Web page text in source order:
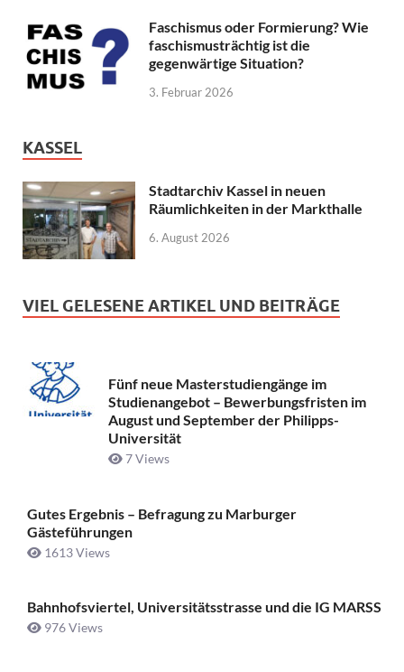
Faschismus oder Formierung? Wie
faschismusträchtig ist die
gegenwärtige Situation?
3. Februar 2026
KASSEL
Stadtarchiv Kassel in neuen
Räumlichkeiten in der Markthalle
6. August 2026
VIEL GELESENE ARTIKEL UND BEITRÄGE
Fünf neue Masterstudiengänge im
Studienangebot – Bewerbungsfristen im
August und September der Philipps-
Universität
7 Views
Gutes Ergebnis – Befragung zu Marburger
Gästeführungen
1613 Views
Bahnhofsviertel, Universitätsstrasse und die IG MARSS
976 Views